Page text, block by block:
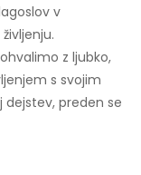
v
z ljubko,
s svojim
dejstev, preden se